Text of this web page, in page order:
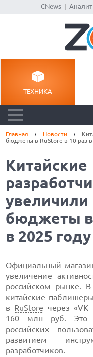
CNews|
ТЕХНИКА
Главная Новости
бюджеты в RuStore в 10 раз в
Китайские
бюджеты в
в 2025 году
Официальный
увеличение
российском рынке.
китайские
в RuStore через «VK
160 млн руб. Это
российских
развитием
разработчиков.